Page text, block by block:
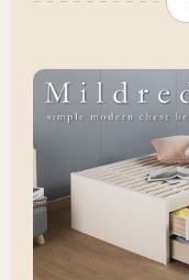
「タンスを置く
特に、4.5畳〜6
学生のお子様用
的な選択です。
5杯前後の引き
などをたっぷり
のため引き出